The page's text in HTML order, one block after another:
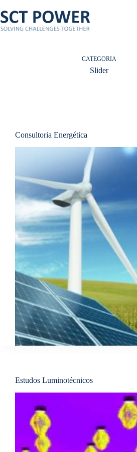
para
o
conteúdo
CATEGORIA
Slider
Consultoria Energética
Estudos Luminotécnicos